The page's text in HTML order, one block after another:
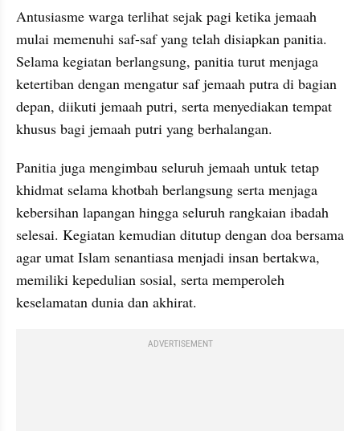
Antusiasme warga terlihat sejak pagi ketika jemaah
mulai memenuhi saf-saf yang telah disiapkan panitia.
Selama kegiatan berlangsung, panitia turut menjaga
ketertiban dengan mengatur saf jemaah putra di bagian
depan, diikuti jemaah putri, serta menyediakan tempat
khusus bagi jemaah putri yang berhalangan.
Panitia juga mengimbau seluruh jemaah untuk tetap
khidmat selama khotbah berlangsung serta menjaga
kebersihan lapangan hingga seluruh rangkaian ibadah
selesai. Kegiatan kemudian ditutup dengan doa bersama
agar umat Islam senantiasa menjadi insan bertakwa,
memiliki kepedulian sosial, serta memperoleh
keselamatan dunia dan akhirat.
ADVERTISEMENT